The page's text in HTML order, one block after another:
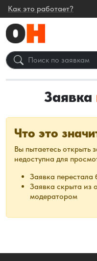
Как это работает?
Заявка
Что это
Вы пытаетесь открыть
недоступна для
Заявка перестала
Заявка скрыта из
модератором